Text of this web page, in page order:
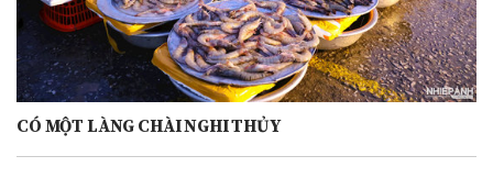
CÓ MỘT LÀNG CHÀI NGHI THỦY